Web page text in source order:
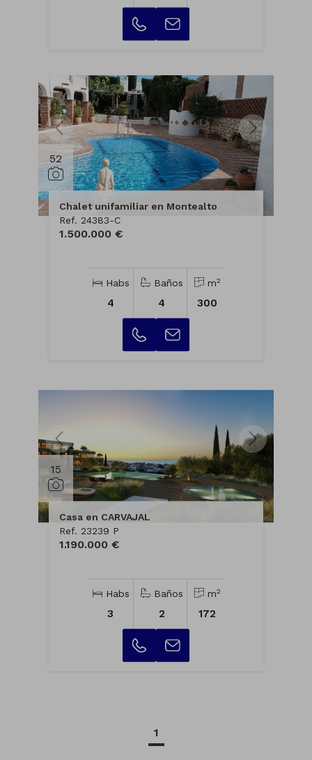
52
Chalet unifamiliar en Montealto
Ref. 24383-C
1.500.000 €
Habs
4
Baños
4
m2
300
15
Casa en CARVAJAL
Ref. 23239 P
1.190.000 €
Habs
3
Baños
2
m2
172
1